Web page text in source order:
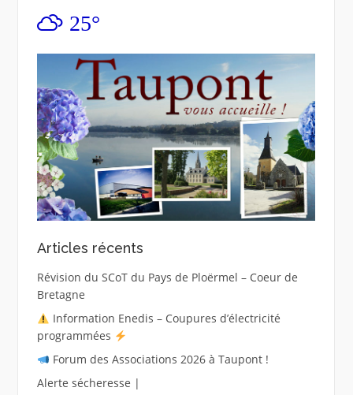
25°
Articles récents
Révision du SCoT du Pays de Ploërmel – Coeur de
Bretagne
Information Enedis – Coupures d’électricité
programmées
Forum des Associations 2026 à Taupont !
Alerte sécheresse |